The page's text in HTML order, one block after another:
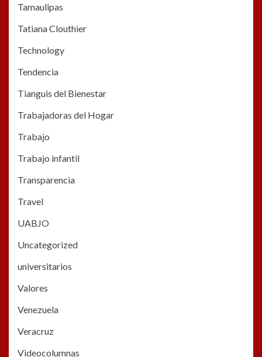
Tamaulipas
Tatiana Clouthier
Technology
Tendencia
Tianguis del Bienestar
Trabajadoras del Hogar
Trabajo
Trabajo infantil
Transparencia
Travel
UABJO
Uncategorized
universitarios
Valores
Venezuela
Veracruz
Videocolumnas